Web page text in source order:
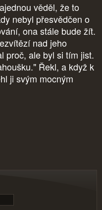
věděl, že to
nebyl přesvědčen o
ona stále bude žít.
nad jeho
proč, ale byl si tím jist.
Řekl, a když k
ji svým mocným